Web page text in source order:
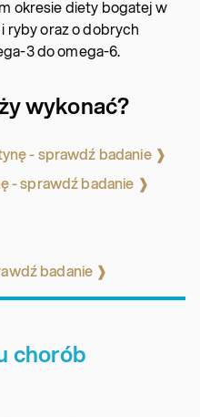
okresie diety bogatej w
ryby oraz o dobrych
3 do omega-6.
wykonać?
- sprawdź badanie ❱
- sprawdź badanie ❱
badanie ❱
chorób